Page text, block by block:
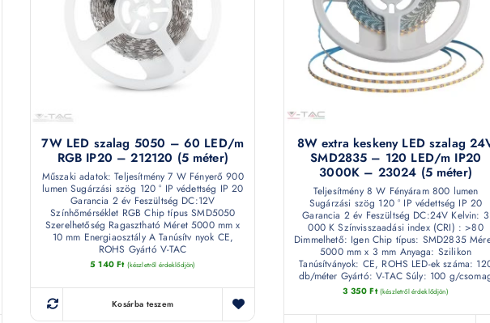
7W LED szalag 5050 – 60 LED/m
RGB IP20 – 212120 (5 méter)
Műszaki adatok: Teljesítmény 7 W Fényerő 900
lumen Sugárzási szög 120 ° IP védettség IP 20
Garancia 2 év Feszültség DC:12V
Színhőmérséklet RGB Chip típus SMD5050
Szerelhetőség Ragasztható Méret 5000 mm x
10 mm Energiaosztály A Tanúsítv nyok CE,
ROHS Gyártó V-TAC
5 140Ft (készletről érdeklődjön)
Kosárba teszem
8W extra keskeny LED szalag
SMD2835 – 120 LED/m IP20
3000K – 23024 (5 méter)
Teljesítmény 8 W Fényáram 800 lumen
Sugárzási szög 120 ° IP védettség IP 20
Garancia 2 év Feszültség DC:24V Kelvin: 3
000 K Színvisszaadási index (CRI) : >80
Dimmelhető: Igen Chip típus: SMD2835
5000 mm x 3 mm Anyaga: Szilikon
Tanúsítványok: CE, ROHS LED-ek száma:
db/méter Gyártó: V-TAC Súly: 100 g/
3 350Ft (készletről érdeklődjön)